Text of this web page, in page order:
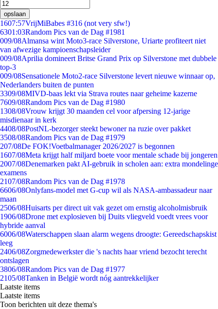
opslaan
1607:57VrijMiBabes #316 (not very sfw!)
6301:03Random Pics van de Dag #1981
009/08Almansa wint Moto3-race Silverstone, Uriarte profiteert niet
van afwezige kampioenschapsleider
009/08Aprilia domineert Britse Grand Prix op Silverstone met dubbele
top-3
009/08Sensationele Moto2-race Silverstone levert nieuwe winnaar op,
Nederlanders buiten de punten
3309/08MIVD-baas lekt via Strava routes naar geheime kazerne
7609/08Random Pics van de Dag #1980
1308/08Vrouw krijgt 30 maanden cel voor afpersing 12-jarige
misdienaar in kerk
4408/08PostNL-bezorger steekt bewoner na ruzie over pakket
3508/08Random Pics van de Dag #1979
207/08De FOK!Voetbalmanager 2026/2027 is begonnen
1607/08Meta krijgt half miljard boete voor mentale schade bij jongeren
2007/08Denemarken pakt AI-gebruik in scholen aan: extra mondelinge
examens
2107/08Random Pics van de Dag #1978
6606/08Onlyfans-model met G-cup wil als NASA-ambassadeur naar
maan
2506/08Huisarts per direct uit vak gezet om ernstig alcoholmisbruik
1906/08Drone met explosieven bij Duits vliegveld voedt vrees voor
hybride aanval
6006/08Waterschappen slaan alarm wegens droogte: Gereedschapskist
leeg
2406/08Zorgmedewerkster die 's nachts haar vriend bezocht terecht
ontslagen
3806/08Random Pics van de Dag #1977
2105/08Tanken in België wordt nóg aantrekkelijker
Laatste items
Laatste items
Toon berichten uit deze thema's